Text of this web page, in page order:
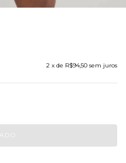
2 x de R$94,50 sem juros